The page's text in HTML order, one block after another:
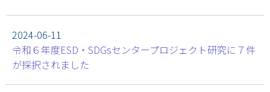
2024-06-11
令和６年度ESD・SDGsセンタープロジェクト研究に７件
が採択されました